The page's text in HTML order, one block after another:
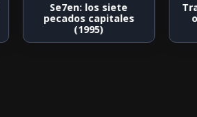
Se7en: los siete
pecados capitales
(1995)